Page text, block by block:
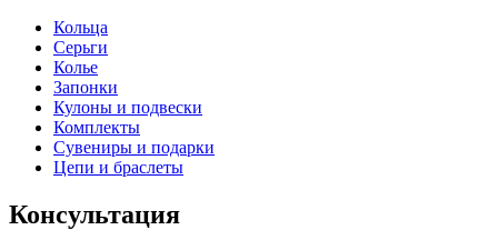
Кольца
Серьги
Колье
Запонки
Кулоны и подвески
Комплекты
Сувениры и подарки
Цепи и браслеты
Консультация